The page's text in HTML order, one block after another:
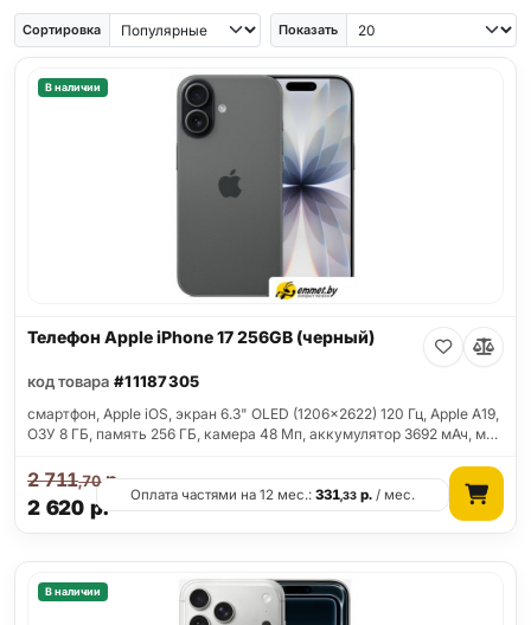
iPhone AiriPhone SESamsung Galaxy A56Samsung Galaxy A57 iPhone 17
Сортировка Показать
В наличии
Телефон Apple iPhone 17 256GB (черный)
код товара #11187305
смартфон, Apple iOS, экран 6.3" OLED (1206x2622) 120 Гц, Apple A19,
ОЗУ 8 ГБ, память 256 ГБ, камера 48 Мп, аккумулятор 3692 мАч, м…
2 620 р.
2 711,70р.
Оплата частями на 12 мес.:331,33 р. / мес.
В наличии